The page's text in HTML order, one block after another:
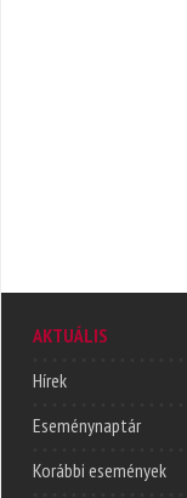
AKTUÁLIS
Hírek
Eseménynaptár
Korábbi események